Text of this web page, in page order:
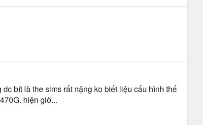
bít là the sims rất nặng ko biết liệu cấu hình thế
hiện giờ...